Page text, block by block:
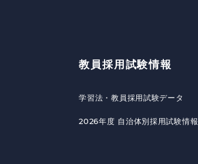
教員採用試験情報
学習法・教員採用試験データ
2026年度 自治体別採用試験情報